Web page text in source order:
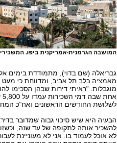
המושבה הגרמנית-אמריקנית ביפו.
גבריאלה (שם בדוי), מתמודדת בימים
מאמציה בלב תל אביב, ומדווחת כי
מוגבלות. "ראיתי דירות שבהן הסכימו
לשלושת החודשים הראשונים ואח"כ המחיר יעלה ל-
הבעיה היא שיש סיכוי גבוה שמדובר
להשכיר אותה לתקופה של עד שנה,
לא אוכל לעמוד בו. אני לא מעוניינת